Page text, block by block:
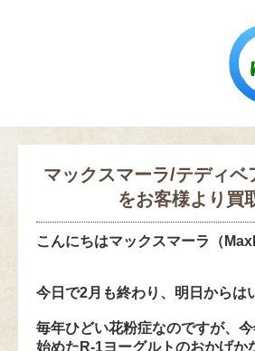
マックスマーラ/テディ
をお客様より買
こんにちはマックスマーラ（
今日で2月も終わり、明日からは
毎年ひどい花粉症なのですが、
始めたR-1ヨーグルトのおかげ